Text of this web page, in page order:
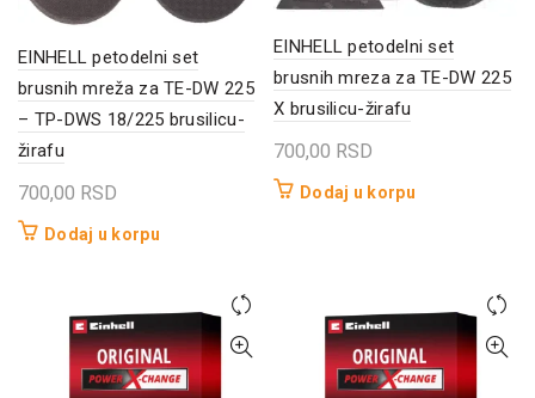
EINHELL petodelni set
brusnih mreža za TE-DW 225
– TP-DWS 18/225 brusilicu-
žirafu
700,00 RSD
Dodaj u korpu
EINHELL petodelni set
brusnih mreza za TE-DW 225
X brusilicu-žirafu
700,00 RSD
Dodaj u korpu